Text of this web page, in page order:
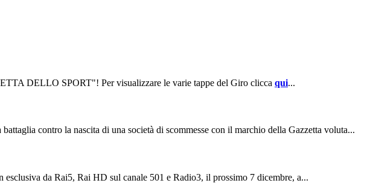
DELLO SPORT"! Per visualizzare le varie tappe del Giro clicca qui...
contro la nascita di una società di scommesse con il marchio della Gazzetta voluta...
da Rai5, Rai HD sul canale 501 e Radio3, il prossimo 7 dicembre, a...